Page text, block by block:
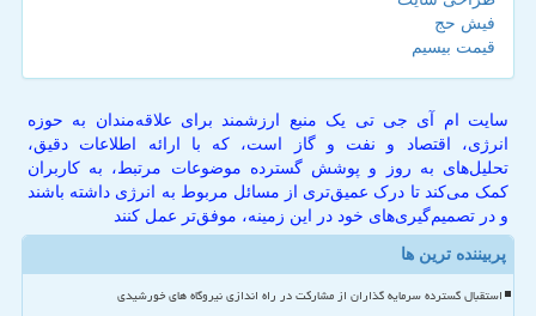
فیش حج
قیمت بیسیم
سایت ام آی جی تی یک منبع ارزشمند برای علاقه‌مندان به حوزه
انرژی، اقتصاد و نفت و گاز است، که با ارائه اطلاعات دقیق،
تحلیل‌های به روز و پوشش گسترده موضوعات مرتبط، به کاربران
کمک می‌کند تا درک عمیق‌تری از مسائل مربوط به انرژی داشته باشند
و در تصمیم‌گیری‌های خود در این زمینه، موفق‌تر عمل کنند
پربیننده ترین ها
استقبال گسترده سرمایه گذاران از مشارکت در راه اندازی نیروگاه های خورشیدی